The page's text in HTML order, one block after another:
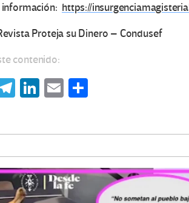
https://
Proteja su Dinero – Condusef
contenido:
Te
m
Li
n
E
ar
tir